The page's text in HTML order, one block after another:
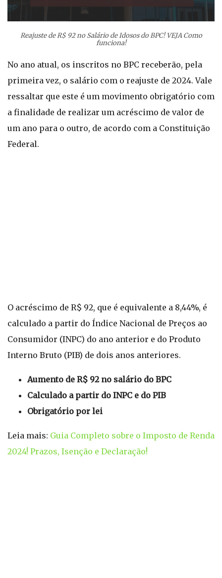
Reajuste de R$ 92 no Salário de Idosos do BPC! VEJA Como
funciona!
No ano atual, os inscritos no BPC receberão, pela
primeira vez, o salário com o reajuste de 2024. Vale
ressaltar que este é um movimento obrigatório com
a finalidade de realizar um acréscimo de valor de
um ano para o outro, de acordo com a Constituição
Federal.
O acréscimo de R$ 92, que é equivalente a 8,44%, é
calculado a partir do Índice Nacional de Preços ao
Consumidor (INPC) do ano anterior e do Produto
Interno Bruto (PIB) de dois anos anteriores.
Aumento de R$ 92 no salário do BPC
Calculado a partir do INPC e do PIB
Obrigatório por lei
Leia mais: Guia Completo sobre o Imposto de Renda
2024! Prazos, Isenção e Declaração!